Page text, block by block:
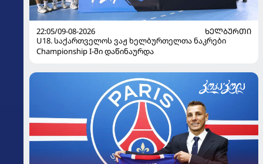
22:05/09-08-2026
ᲮᲔᲚᲑᲣᲠᲗᲘ
U18. საქართველოს ვაჟ ხელბურთელთა ნაკრები
Championship I-ში დაწინაურდა